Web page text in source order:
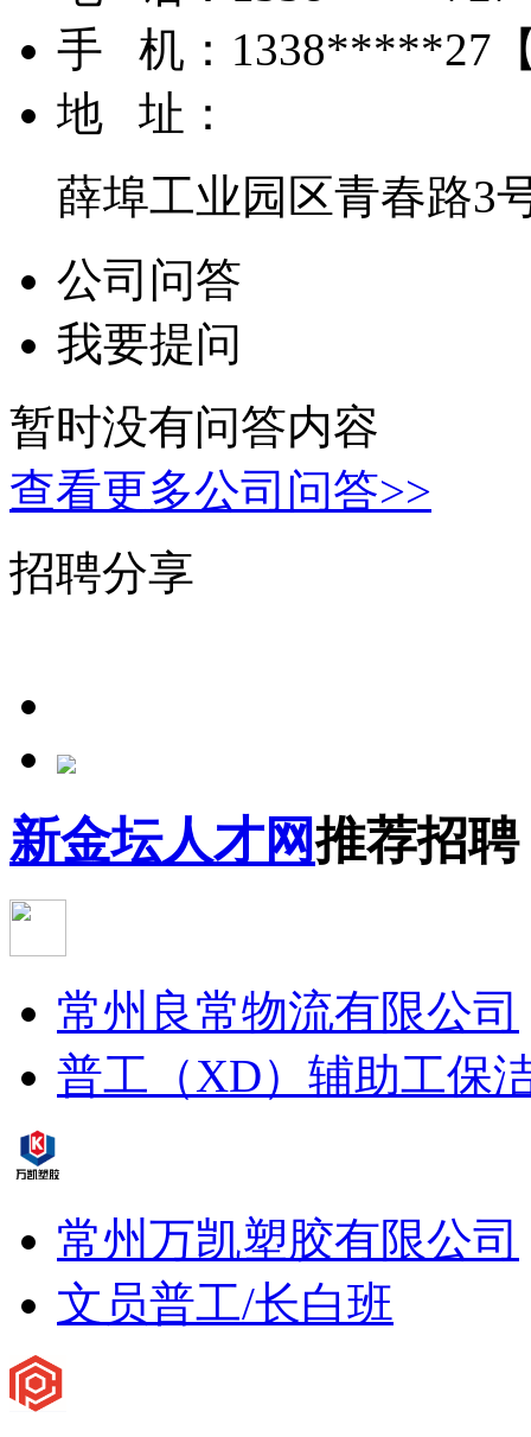
手 机： 1338*****27
地 址：
薛埠工业园区青春路3
公司问答
我要提问
暂时没有问答内容
查看更多公司问答>>
招聘分享
新金坛人才网推荐招聘
常州良常物流有限公司
普工（XD） 辅助工保
常州万凯塑胶有限公司
文员普工/长白班